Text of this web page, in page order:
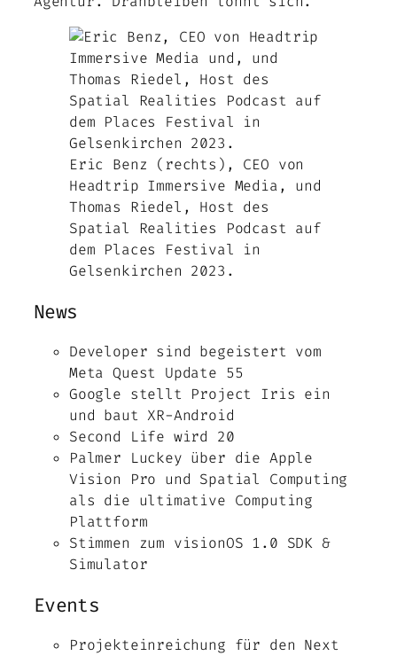
Eric Benz (rechts), CEO von
Headtrip Immersive Media, und
Thomas Riedel, Host des
Spatial Realities Podcast auf
dem Places Festival in
Gelsenkirchen 2023.
News
Developer sind begeistert vom
Meta Quest Update 55
Google stellt Project Iris ein
und baut XR-Android
Second Life wird 20
Palmer Luckey über die Apple
Vision Pro und Spatial Computing
als die ultimative Computing
Plattform
Stimmen zum visionOS 1.0 SDK &
Simulator
Events
Projekteinreichung für den Next